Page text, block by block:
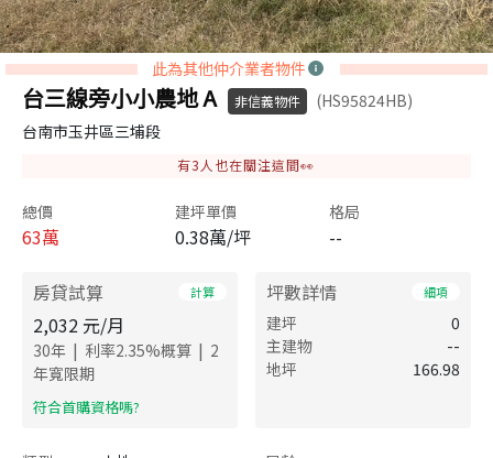
此為其他仲介業者物件
台三線旁小小農地 A 非信義物件
(HS95824HB)
台南市玉井區三埔段
有3 人也在關注這間👀
總價
63萬
建坪單價
0.38萬/坪
格局
--
房貸試算 計算
2,032 元/月
30年 | 利率2.35%概算 | 2
年寬限期
​符合首購資格嗎?
坪數詳情 細項
建坪
0
主建物
--
地坪
166.98